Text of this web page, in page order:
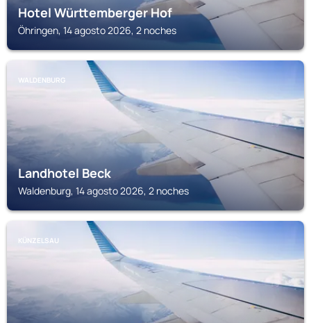
Hotel Württemberger Hof
Öhringen, 14 agosto 2026, 2 noches
WALDENBURG
Landhotel Beck
Waldenburg, 14 agosto 2026, 2 noches
KÜNZELSAU